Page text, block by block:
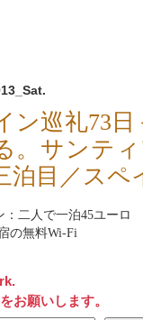
ン巡礼73
。サンテ
泊目／スペ
：二人で一泊45ユーロ
の無料Wi-Fi
お願いします。